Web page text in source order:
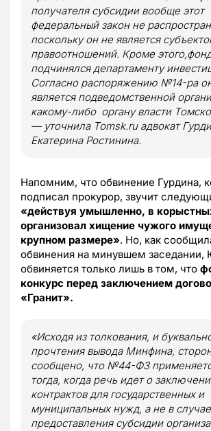
получателя субсидии вообще этот
федеральный закон не
поскольку он не является
правоотношений. Кроме
подчинялся департаменту
Согласно распоряжению №14-ра
является подведомственной
какому-либо органу власти
— уточнила Tomsk.ru адвокат
Екатерина Ростинина.
Напомним, что обвинение Гурдина,
подписал прокурор, звучит
«действуя умышленно, в
организовал хищение чужого
крупном размере». Но, как
обвинения на минувшем заседании,
обвиняется только лишь в том, что
конкурс перед заключением
«Гранит».
«Исходя из толкования, и
прочтения вывода Минфина,
сообщено, что №44-ФЗ
тогда, когда речь идет о
контрактов для государственных и
муниципальных нужд, а не в случае
предоставления субсидии